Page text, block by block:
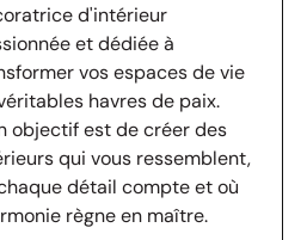
d'intérieur
et dédiée à
vos espaces de vie
havres de paix.
objectif est de créer des
qui vous ressemblent,
détail compte et où
règne en maître.